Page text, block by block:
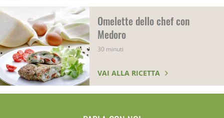
Omelette dello chef con
Medoro
30 minuti
VAI ALLA RICETTA